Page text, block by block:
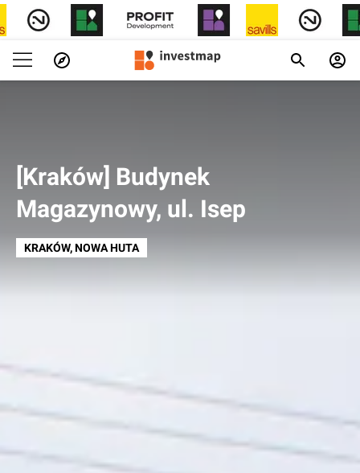
[Kraków] Budynek
Magazynowy, ul. Isep
KRAKÓW, NOWA HUTA